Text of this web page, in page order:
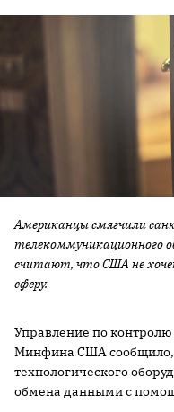
Американцы смягчили
телекоммуникационного
считают, что США не
сферу.
Управление по
Минфина США сообщило,
технологического
обмена данными с